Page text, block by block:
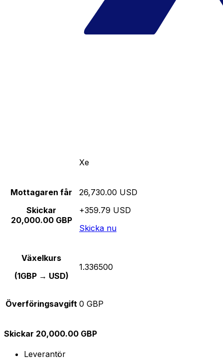
Xe
Mottagaren får
Skickar
20,000.00 GBP
26,730.00 USD
+359.79 USD
Skicka nu
Växelkurs
(1GBP → USD)
1.336500
Överföringsavgift 0 GBP
Skickar 20,000.00 GBP
Leverantör